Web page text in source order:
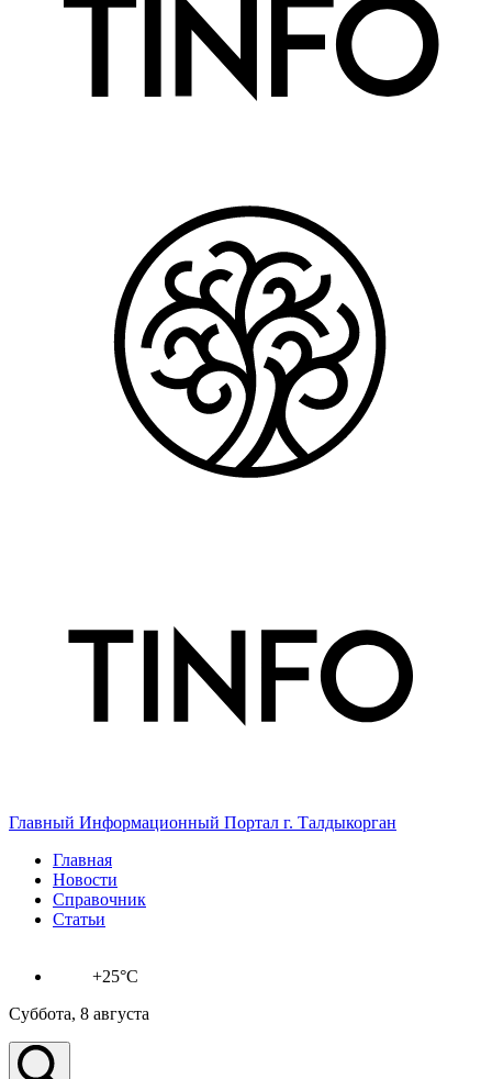
Главный Информационный Портал г. Талдыкорган
Главная
Новости
Справочник
Статьи
+25°C
Суббота, 8 августа